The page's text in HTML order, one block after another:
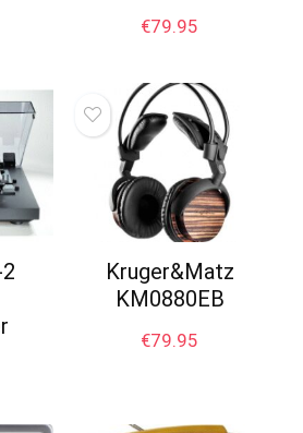
€79.95
Kruger&Matz
KM0880EB
€79.95